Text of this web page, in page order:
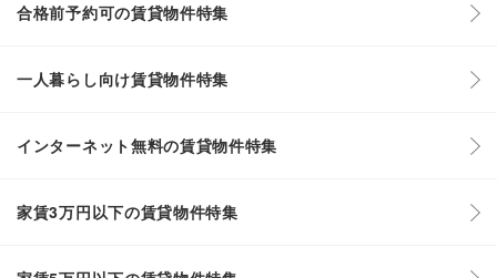
合格前予約可の賃貸物件特集
一人暮らし向け賃貸物件特集
インターネット無料の賃貸物件特集
家賃3万円以下の賃貸物件特集